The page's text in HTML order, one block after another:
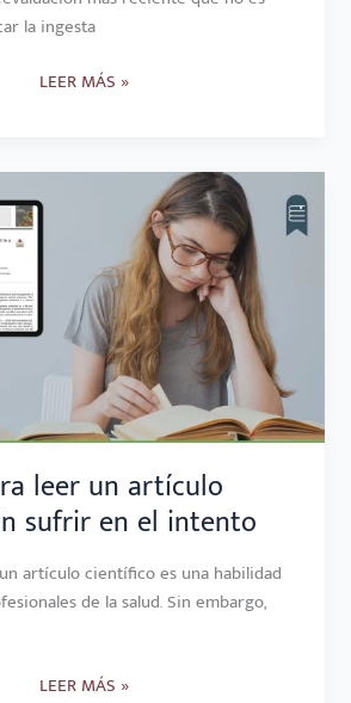
la ingesta
LEER MÁS »
leer un artículo
sufrir en el intento
artículo científico es una habilidad
de la salud. Sin embargo,
CLAVES
ARTÍCULO
PRIMARIO
SUFRIR
EN
EL
INTENTO
LEER MÁS »